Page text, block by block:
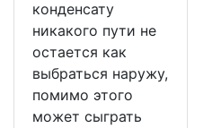
конденсату
никакого пути не
остается как
выбраться наружу,
помимо этого
может сыграть